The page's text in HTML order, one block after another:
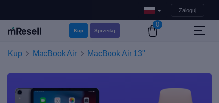
Zaloguj
Kup Sprzedaj
0
Kup MacBook Air MacBook Air 13"